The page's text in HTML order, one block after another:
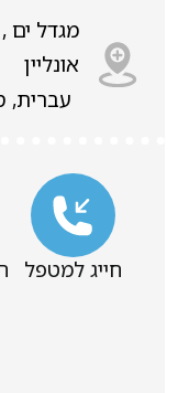
מגדל ים
אונליין
עברית,
חייג למטפל